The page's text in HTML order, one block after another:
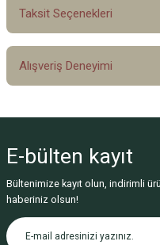
Ürün hakkında
Taksit Seçenekleri
Alışveriş Deneyimi
E-bülten kayıt
Bültenimize kayıt olun, indirimli
haberiniz olsun!